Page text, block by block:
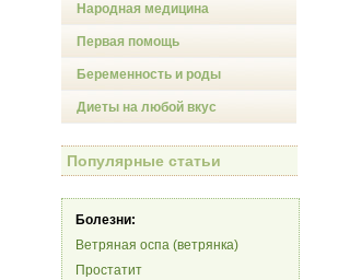
Народная медицина
Первая помощь
Беременность и роды
Диеты на любой вкус
Популярные статьи
Болезни:
Ветряная оспа (ветрянка)
Простатит